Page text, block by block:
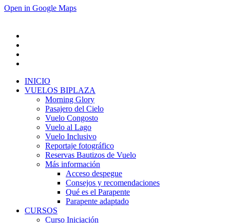
Open in Google Maps
INICIO
VUELOS BIPLAZA
Morning Glory
Pasajero del Cielo
Vuelo Congosto
Vuelo al Lago
Vuelo Inclusivo
Reportaje fotográfico
Reservas Bautizos de Vuelo
Más información
Acceso despegue
Consejos y recomendaciones
Qué es el Parapente
Parapente adaptado
CURSOS
Curso Iniciación